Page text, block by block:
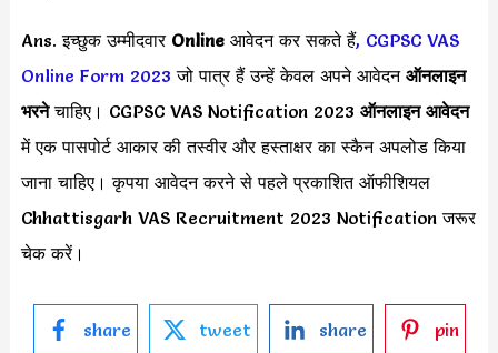
Ans. इच्छुक उम्मीदवार Online आवेदन कर सकते हैं, CGPSC VAS
Online Form 2023 जो पात्र हैं उन्हें केवल अपने आवेदनऑनलाइन
भरनेचाहिए। CGPSC VAS Notification 2023 ऑनलाइन आवेदन
में एक पासपोर्ट आकार की तस्वीर और हस्ताक्षर का स्कैन अपलोड किया
जाना चाहिए। कृपया आवेदन करने से पहले प्रकाशित ऑफीशियल
Chhattisgarh VAS Recruitment 2023 Notification जरूर
चेक करें।
share tweet share pin